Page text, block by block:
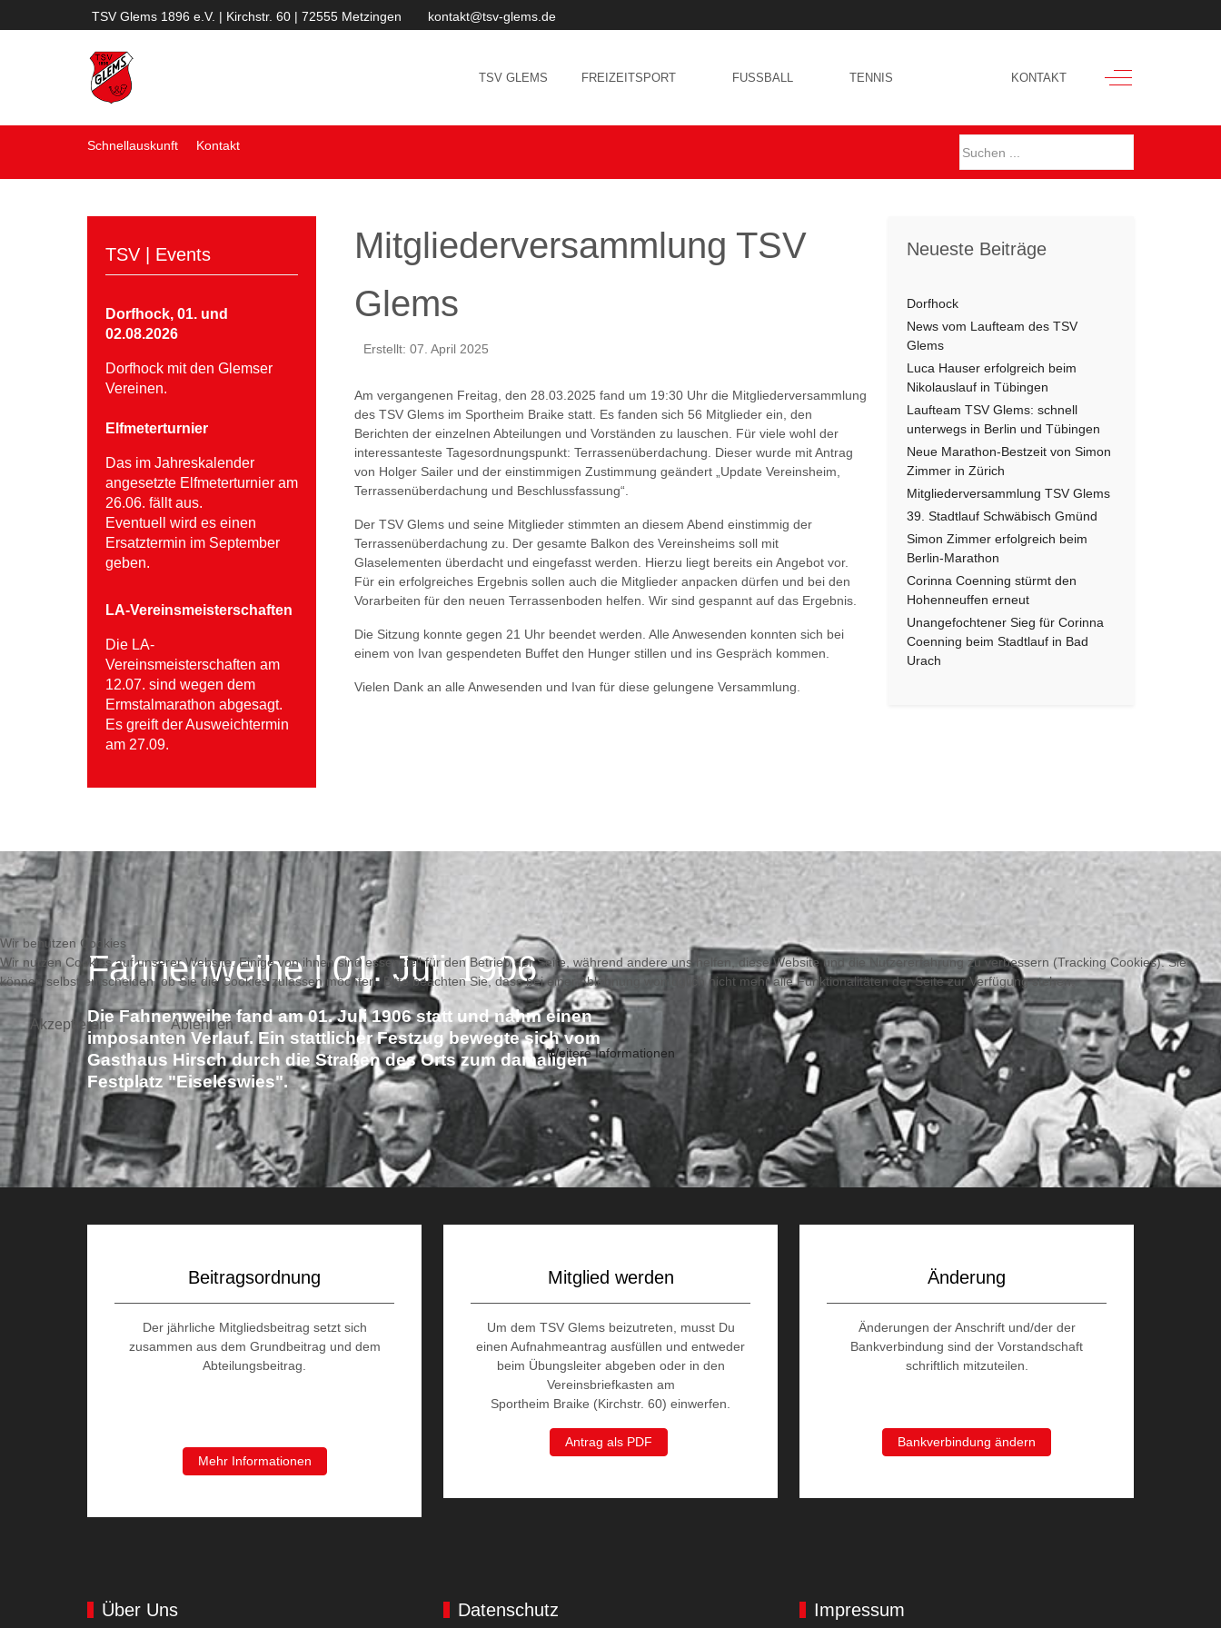
TSV Glems 1896 e.V. | Kirchstr. 60 | 72555 Metzingen kontakt@tsv-glems.de
TSV GLEMS FREIZEITSPORT FUSSBALL TENNIS KONTAKT Off-Canvas
Schnellauskunft Kontakt
TSV | Events
Dorfhock, 01. und
02.08.2026
Dorfhock mit den Glemser
Vereinen.
Elfmeterturnier
Das im Jahreskalender
angesetzte Elfmeterturnier am
26.06. fällt aus.
Eventuell wird es einen
Ersatztermin im September
geben.
LA-Vereinsmeisterschaften
Die LA-
Vereinsmeisterschaften am
12.07. sind wegen dem
Ermstalmarathon abgesagt.
Es greift der Ausweichtermin
am 27.09.
Mitgliederversammlung TSV
Glems
Erstellt: 07. April 2025
Am vergangenen Freitag, den 28.03.2025 fand um 19:30 Uhr die Mitgliederversammlung
des TSV Glems im Sportheim Braike statt. Es fanden sich 56 Mitglieder ein, den
Berichten der einzelnen Abteilungen und Vorständen zu lauschen. Für viele wohl der
interessanteste Tagesordnungspunkt: Terrassenüberdachung. Dieser wurde mit Antrag
von Holger Sailer und der einstimmigen Zustimmung geändert „Update Vereinsheim,
Terrassenüberdachung und Beschlussfassung“.
Der TSV Glems und seine Mitglieder stimmten an diesem Abend einstimmig der
Terrassenüberdachung zu. Der gesamte Balkon des Vereinsheims soll mit
Glaselementen überdacht und eingefasst werden. Hierzu liegt bereits ein Angebot vor.
Für ein erfolgreiches Ergebnis sollen auch die Mitglieder anpacken dürfen und bei den
Vorarbeiten für den neuen Terrassenboden helfen. Wir sind gespannt auf das Ergebnis.
Die Sitzung konnte gegen 21 Uhr beendet werden. Alle Anwesenden konnten sich bei
einem von Ivan gespendeten Buffet den Hunger stillen und ins Gespräch kommen.
Vielen Dank an alle Anwesenden und Ivan für diese gelungene Versammlung.
Neueste Beiträge
Dorfhock
News vom Laufteam des TSV
Glems
Luca Hauser erfolgreich beim
Nikolauslauf in Tübingen
Laufteam TSV Glems: schnell
unterwegs in Berlin und Tübingen
Neue Marathon-Bestzeit von Simon
Zimmer in Zürich
Mitgliederversammlung TSV Glems
39. Stadtlauf Schwäbisch Gmünd
Simon Zimmer erfolgreich beim
Berlin-Marathon
Corinna Coenning stürmt den
Hohenneuffen erneut
Unangefochtener Sieg für Corinna
Coenning beim Stadtlauf in Bad
Urach
Fahnenweihe | 01. Juli 1906
Die Fahnenweihe fand am 01. Juli 1906 statt und nahm einen
imposanten Verlauf. Ein stattlicher Festzug bewegte sich vom
Gasthaus Hirsch durch die Straßen des Orts zum damaligen
Festplatz "Eiseleswies".
Beitragsordnung
Der jährliche Mitgliedsbeitrag setzt sich
zusammen aus dem Grundbeitrag und dem
Abteilungsbeitrag.
Mehr Informationen
Mitglied werden
Um dem TSV Glems beizutreten, musst Du
einen Aufnahmeantrag ausfüllen und entweder
beim Übungsleiter abgeben oder in den
Vereinsbriefkasten am
Sportheim Braike (Kirchstr. 60) einwerfen.
Antrag als PDF
Änderung
Änderungen der Anschrift und/der der
Bankverbindung sind der Vorstandschaft
schriftlich mitzuteilen.
Bankverbindung ändern
Über Uns Datenschutz Impressum
Wir benutzen Cookies
Wir nutzen Cookies auf unserer Website. Einige von ihnen sind essenziell für den Betrieb der Seite, während andere uns helfen, diese Website und die Nutzererfahrung zu verbessern (Tracking Cookies). Sie
können selbst entscheiden, ob Sie die Cookies zulassen möchten. Bitte beachten Sie, dass bei einer Ablehnung womöglich nicht mehr alle Funktionalitäten der Seite zur Verfügung stehen.
Akzeptieren Ablehnen
Weitere Informationen